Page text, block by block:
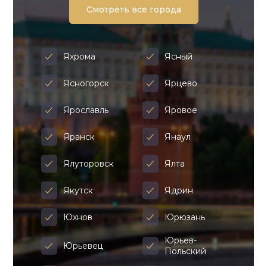
Смотреть все города
Яхрома Ясный
Ясногорск Ярцево
Ярославль Яровое
Яранск Янаул
Ялуторовск Ялта
Якутск Ядрин
Юхнов Юрюзань
Юрьевец
Юрьев-
Польский